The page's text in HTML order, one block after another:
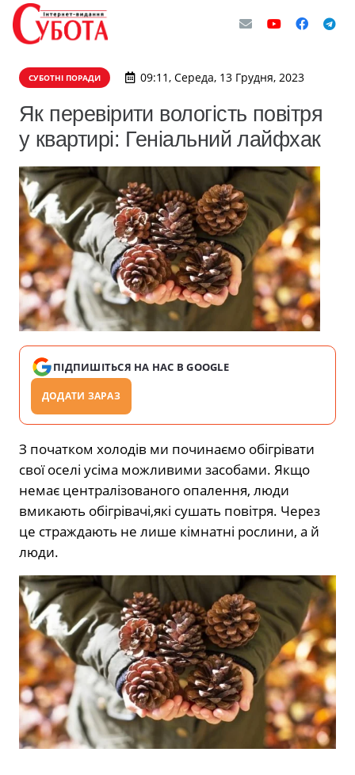
СУБОТНІ ПОРАДИ 09:11, Середа, 13 Грудня, 2023
Як перевірити вологість повітря
у квартирі: Геніальний лайфхак
ПІДПИШІТЬСЯ НА НАС В GOOGLE
ДОДАТИ ЗАРАЗ
З початком холодів ми починаємо обігрівати
свої оселі усіма можливими засобами. Якщо
немає централізованого опалення, люди
вмикають обігрівачі,які сушать повітря. Через
це страждають не лише кімнатні рослини, а й
люди.